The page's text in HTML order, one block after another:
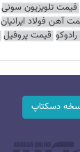
قیمت تلویزیون سونی
آهن فولاد ایرانیان
قیمت پروفیل
دسکتاپ